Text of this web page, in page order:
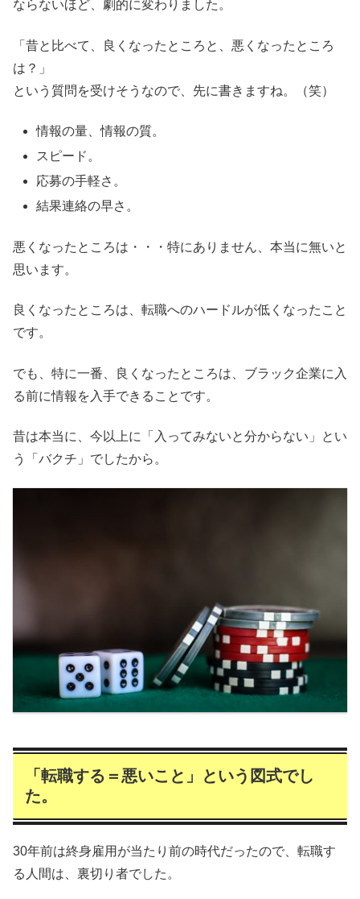
ならないほど、劇的に変わりました。
「昔と比べて、良くなったところと、悪くなったところ
は？」
という質問を受けそうなので、先に書きますね。（笑）
情報の量、情報の質。
スピード。
応募の手軽さ。
結果連絡の早さ。
悪くなったところは・・・特にありません、本当に無いと
思います。
良くなったところは、転職へのハードルが低くなったこと
です。
でも、特に一番、良くなったところは、ブラック企業に入
る前に情報を入手できることです。
昔は本当に、今以上に「入ってみないと分からない」とい
う「バクチ」でしたから。
「転職する＝悪いこと」という図式でし
た。
30年前は終身雇用が当たり前の時代だったので、転職す
る人間は、裏切り者でした。